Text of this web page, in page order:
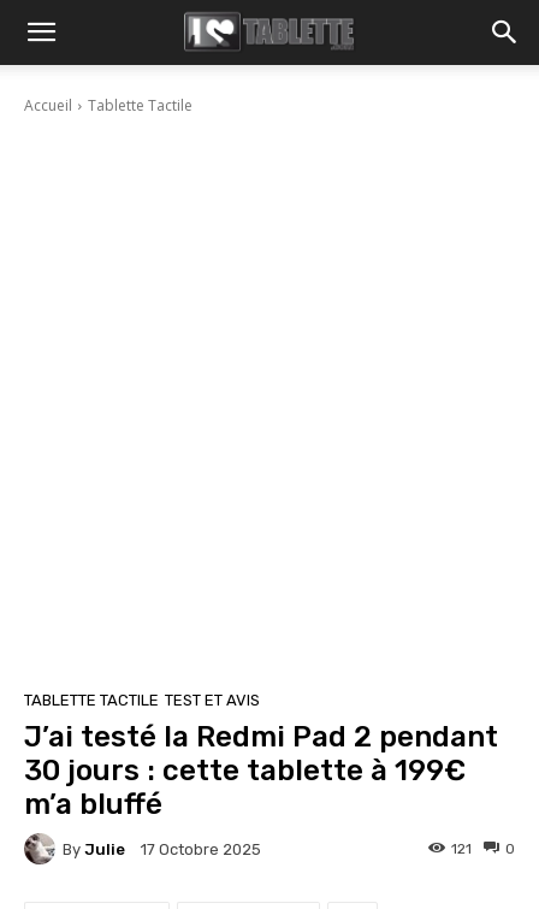
Accueil Tablette Tactile
TABLETTE TACTILE TEST ET AVIS
J’ai testé la Redmi Pad 2 pendant
30 jours : cette tablette à 199€
m’a bluffé
By Julie 17 Octobre 2025 0
121